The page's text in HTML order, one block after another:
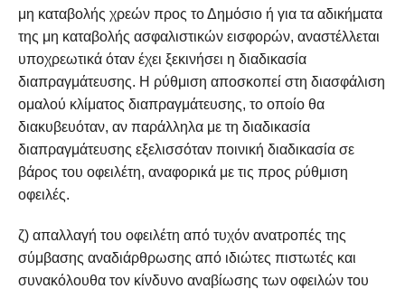
μη καταβολής χρεών προς το Δημόσιο ή για τα αδικήματα
της μη καταβολής ασφαλιστικών εισφορών, αναστέλλεται
υποχρεωτικά όταν έχει ξεκινήσει η διαδικασία
διαπραγμάτευσης. Η ρύθμιση αποσκοπεί στη διασφάλιση
ομαλού κλίματος διαπραγμάτευσης, το οποίο θα
διακυβευόταν, αν παράλληλα με τη διαδικασία
διαπραγμάτευσης εξελισσόταν ποινική διαδικασία σε
βάρος του οφειλέτη, αναφορικά με τις προς ρύθμιση
οφειλές.
ζ) απαλλαγή του οφειλέτη από τυχόν ανατροπές της
σύμβασης αναδιάρθρωσης από ιδιώτες πιστωτές και
συνακόλουθα τον κίνδυνο αναβίωσης των οφειλών του